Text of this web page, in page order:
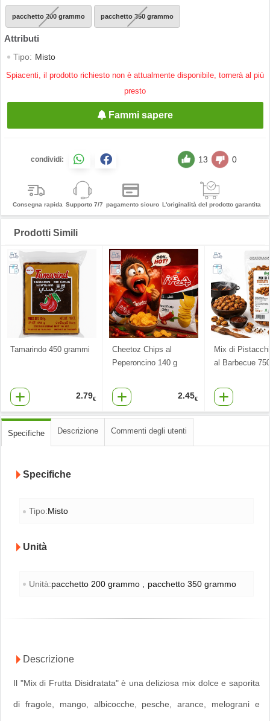
pacchetto 200 grammo pacchetto 350 grammo
Tipo: Misto
Spiacenti, il prodotto richiesto non è attualmente disponibile, tornerà al più
presto
Fammi sapere
condividi: 13 0
Consegna rapida Supporto 7/7 pagamento sicuro L'originalità del prodotto garantita
Prodotti Simili
Tamarindo 450 grammi
2.79€
Cheetoz Chips al
Peperoncino 140 g
2.45€
Mix di
al Barbecue
Specifiche Descrizione Commenti degli utenti
Specifiche
Tipo:Misto
Unità
Unità:pacchetto 200 grammo pacchetto 350 grammo
Descrizione
Il "Mix di Frutta Disidratata" è una deliziosa mix dolce e saporita
di fragole, mango, albicocche, pesche, arance, melograni e